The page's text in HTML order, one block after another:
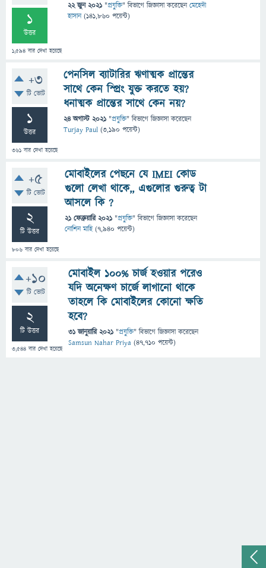
1
উত্তর
1,594 বার দেখা হয়েছে
22 জুন 2021 "প্রযুক্তি" বিভাগে জিজ্ঞাসাকরেছেনমেহেদী
হাসান (141,860 পয়েন্ট)
+3
টি ভোট
1
উত্তর
361 বার দেখা হয়েছে
পেনসিল ব্যাটারির ঋণাত্মক প্রান্তের
সাথে কেন স্প্রিং যুক্ত করতে হয়?
ধনাত্মক প্রান্তের সাথে কেন নয়?
24 অগাস্ট 2021 "প্রযুক্তি" বিভাগে জিজ্ঞাসাকরেছেন
Turjay Paul (3,190 পয়েন্ট)
+5
টি ভোট
2
টি উত্তর
806 বার দেখা হয়েছে
মোবাইলের পেছনে যে IMEI কোড
গুলো লেখা থাকে,, এগুলোর গুরুত্ব টা
আসলে কি ?
21 ফেব্রুয়ারি 2021 "প্রযুক্তি" বিভাগে জিজ্ঞাসাকরেছেন
নোশিন মাহি (7,940 পয়েন্ট)
+10
টি ভোট
2
টি উত্তর
3,544 বার দেখা হয়েছে
মোবাইল ১০০% চার্জ হওয়ার পরেও
যদি অনেক্ষণ চার্জে লাগানো থাকে
তাহলে কি মোবাইলের কোনো ক্ষতি
হবে?
31 জানুয়ারি 2021 "প্রযুক্তি" বিভাগে জিজ্ঞাসাকরেছেন
Samsun Nahar Priya (47,710 পয়েন্ট)